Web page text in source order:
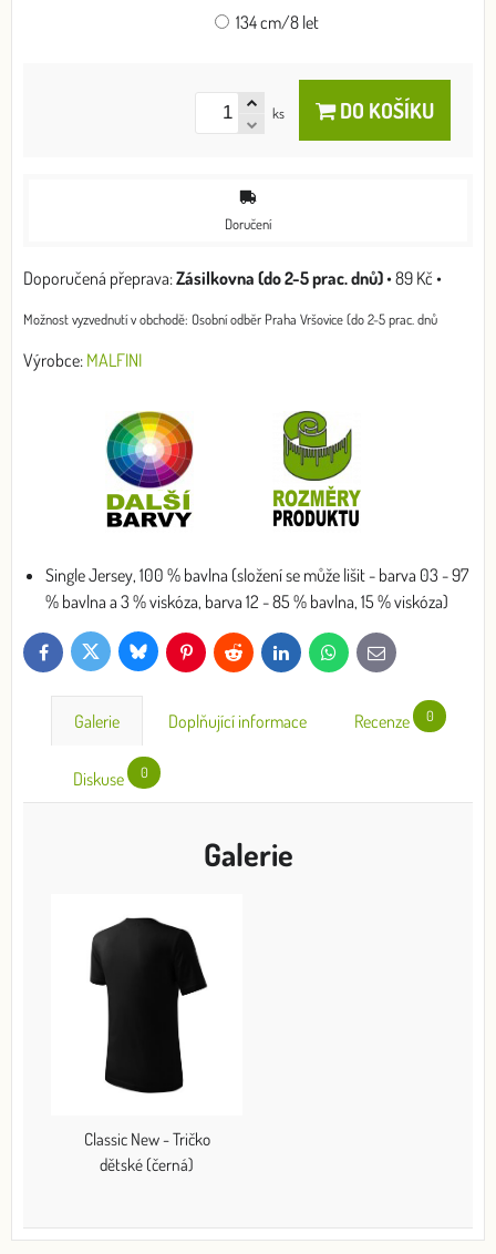
134 cm/8 let
ks DO KOŠÍKU
Doručení
Zásilkovna (do 2-5 prac. dnů)•89 Kč •
Osobní odběr Praha Vršovice (do 2-5 prac. dnů
Výrobce: MALFINI
Single Jersey, 100 % bavlna (složení se může lišit - barva 03 - 97
% bavlna a 3 % viskóza, barva 12 - 85 % bavlna, 15 % viskóza)
FacebookTwitter Bluesky PinterestReddit LinkedInWhatsApp
E-
mail
Galerie Doplňující informace Recenze 0
Diskuse 0
Galerie
Classic New - Tričko
dětské (černá)